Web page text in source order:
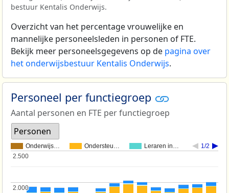
bestuur Kentalis Onderwijs.
Overzicht van het percentage vrouwelijke en
mannelijke personeelsleden in personen of FTE.
Bekijk meer personeelsgegevens op de pagina over
het onderwijsbestuur Kentalis Onderwijs.
Personeel per functiegroep
Aantal personen en FTE per functiegroep
Personen
Onderwijs… Ondersteu… Leraren in… 1/2
2.000
2.000
2.500
2.500